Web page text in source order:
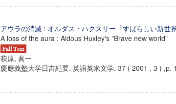
アウラの消滅 : オルダス・ハクスリー『すばらしい新世界
A loss of the aura : Aldous Huxley's "Brave new world"
萩原, 眞一
慶應義塾大学日吉紀要. 英語英米文学. 37 ( 2001 . 3 ) ,p.